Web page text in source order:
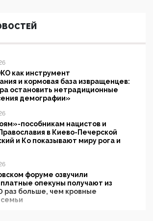
как инструмент
и кормовая база извращенцев:
остановить нетрадиционные
демографии»
пособникам нацистов и
в Киево-Печерской
и Ко показывают миру рога и
форуме озвучили
опекуны получают из
раз больше, чем кровные